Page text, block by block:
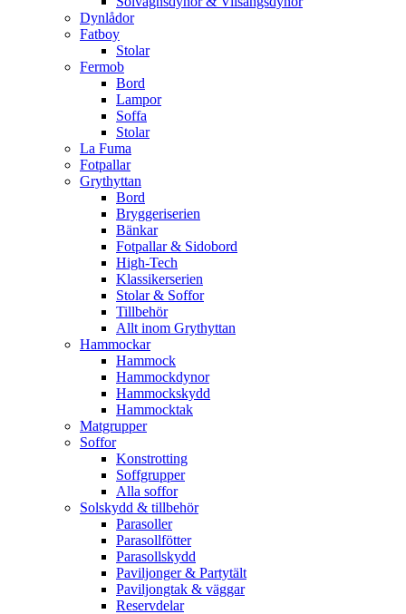
Dynlådor
Fatboy
Stolar
Fermob
Bord
Lampor
Soffa
Stolar
La Fuma
Fotpallar
Grythyttan
Bord
Bryggeriserien
Bänkar
Fotpallar & Sidobord
High-Tech
Klassikerserien
Stolar & Soffor
Tillbehör
Allt inom Grythyttan
Hammockar
Hammock
Hammockdynor
Hammockskydd
Hammocktak
Matgrupper
Soffor
Konstrotting
Soffgrupper
Alla soffor
Solskydd & tillbehör
Parasoller
Parasollfötter
Parasollskydd
Paviljonger & Partytält
Paviljongtak & väggar
Reservdelar